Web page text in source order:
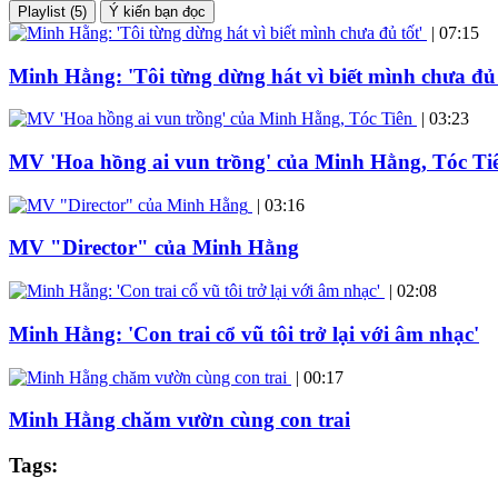
Playlist (5) Ý kiến bạn đọc
| 07:15
Minh Hằng: 'Tôi từng dừng hát vì biết mình chưa
| 03:23
MV 'Hoa hồng ai vun trồng' của Minh Hằng, Tóc
| 03:16
MV "Director" của Minh Hằng
| 02:08
Minh Hằng: 'Con trai cổ vũ tôi trở lại với âm nhạc'
| 00:17
Minh Hằng chăm vườn cùng con trai
Tags: